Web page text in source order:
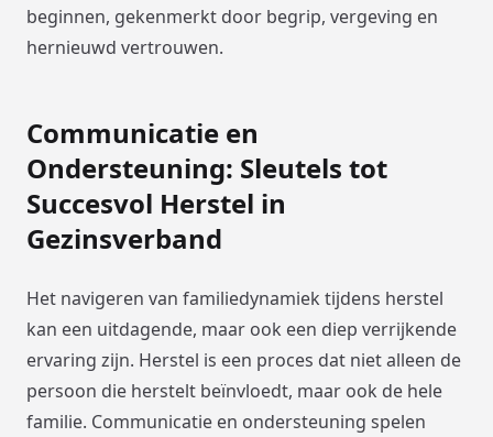
beginnen, gekenmerkt door begrip, vergeving en
hernieuwd vertrouwen.
Communicatie en
Ondersteuning: Sleutels tot
Succesvol Herstel in
Gezinsverband
Het navigeren van familiedynamiek tijdens herstel
kan een uitdagende, maar ook een diep verrijkende
ervaring zijn. Herstel is een proces dat niet alleen de
persoon die herstelt beïnvloedt, maar ook de hele
familie. Communicatie en ondersteuning spelen